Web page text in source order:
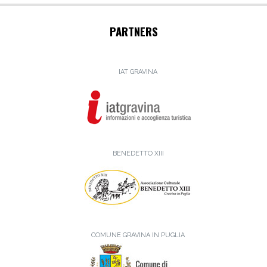
PARTNERS
IAT GRAVINA
BENEDETTO XIII
COMUNE GRAVINA IN PUGLIA